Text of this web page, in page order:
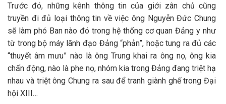
Trước đó, những kênh thông tin của giới zân chủ cũng
truyền đi đủ loại thông tin về việc ông Nguyễn Đức Chung
sẽ làm phó Ban nào đó trong hệ thống cơ quan Đảng y như
từ trong bộ máy lãnh đạo Đảng “phản”, hoặc tung ra đủ các
“thuyết âm mưu” nào là ông Trung khai ra ông nọ, ông kia
chấn động, nào là phe nọ, nhóm kia trong Đảng đang triệt hạ
nhau và triệt ông Chung ra sau để tranh giành ghế trong Đại
hội XIII…